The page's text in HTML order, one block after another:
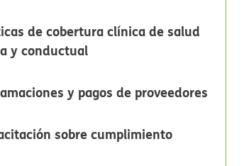
de cobertura clínica de salud
y conductual​​
y pagos de proveedores​​
sobre cumplimiento​​